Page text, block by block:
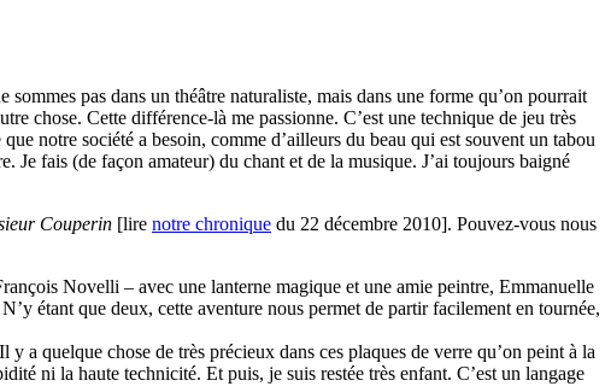
pas dans un théâtre naturaliste, mais dans une forme qu’on pourrait
chose. Cette différence-là me passionne. C’est une technique de jeu très
notre société a besoin, comme d’ailleurs du beau qui est souvent un tabou
Je fais (de façon amateur) du chant et de la musique. J’ai toujours baigné
Couperin [lire notre chronique du 22 décembre 2010]. Pouvez-vous nous
Novelli – avec une lanterne magique et une amie peintre, Emmanuelle
étant que deux, cette aventure nous permet de partir facilement en tournée,
a quelque chose de très précieux dans ces plaques de verre qu’on peint à la
ni la haute technicité. Et puis, je suis restée très enfant. C’est un langage